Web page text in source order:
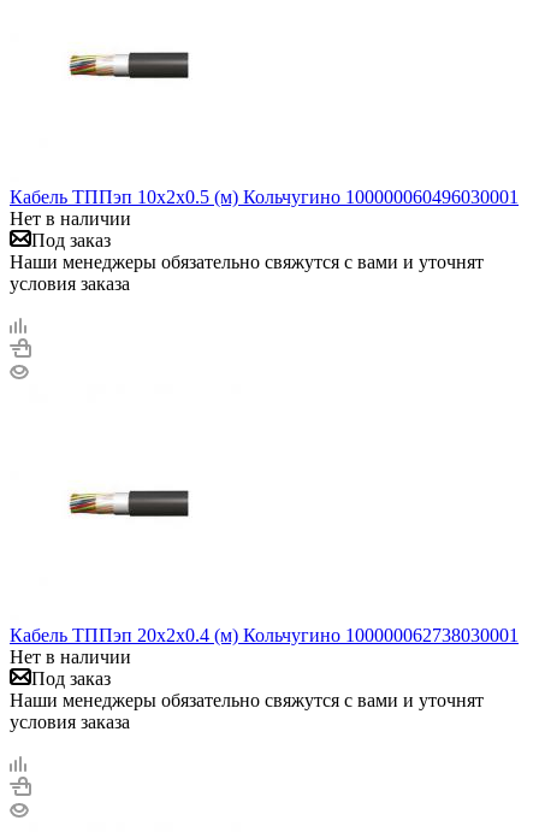
Кабель ТППэп 10х2х0.5 (м) Кольчугино 100000060496030001
Нет в наличии
Под заказ
Наши менеджеры обязательно свяжутся с вами и уточнят
условия заказа
Кабель ТППэп 20х2х0.4 (м) Кольчугино 100000062738030001
Нет в наличии
Под заказ
Наши менеджеры обязательно свяжутся с вами и уточнят
условия заказа